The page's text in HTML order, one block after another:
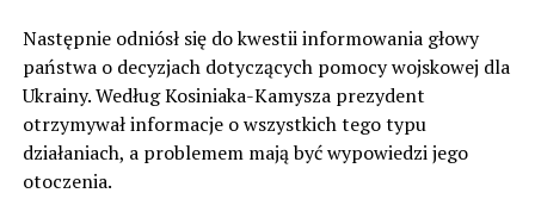
Następnie odniósł się do kwestii informowania głowy
państwa o decyzjach dotyczących pomocy wojskowej dla
Ukrainy. Według Kosiniaka-Kamysza prezydent
otrzymywał informacje o wszystkich tego typu
działaniach, a problemem mają być wypowiedzi jego
otoczenia.